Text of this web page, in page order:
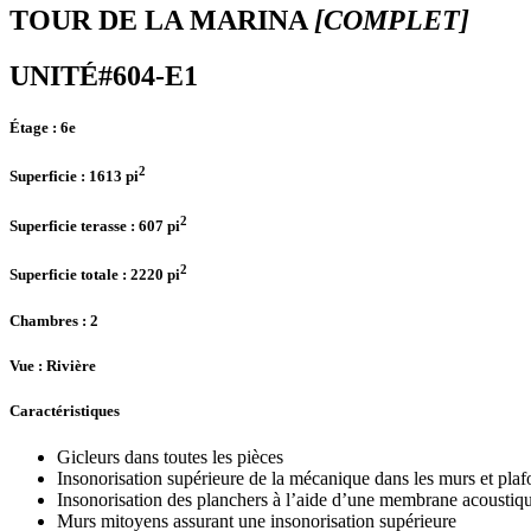
TOUR DE LA MARINA [COMPLET]
UNITÉ#604-E1
Étage : 6e
Superficie : 1613 pi2
Superficie terasse : 607 pi2
Superficie totale : 2220 pi2
Chambres : 2
Vue : Rivière
Caractéristiques
Gicleurs dans toutes les pièces
Insonorisation supérieure de la mécanique dans les murs et
Insonorisation des planchers à l’aide d’une membrane
Murs mitoyens assurant une insonorisation supérieure